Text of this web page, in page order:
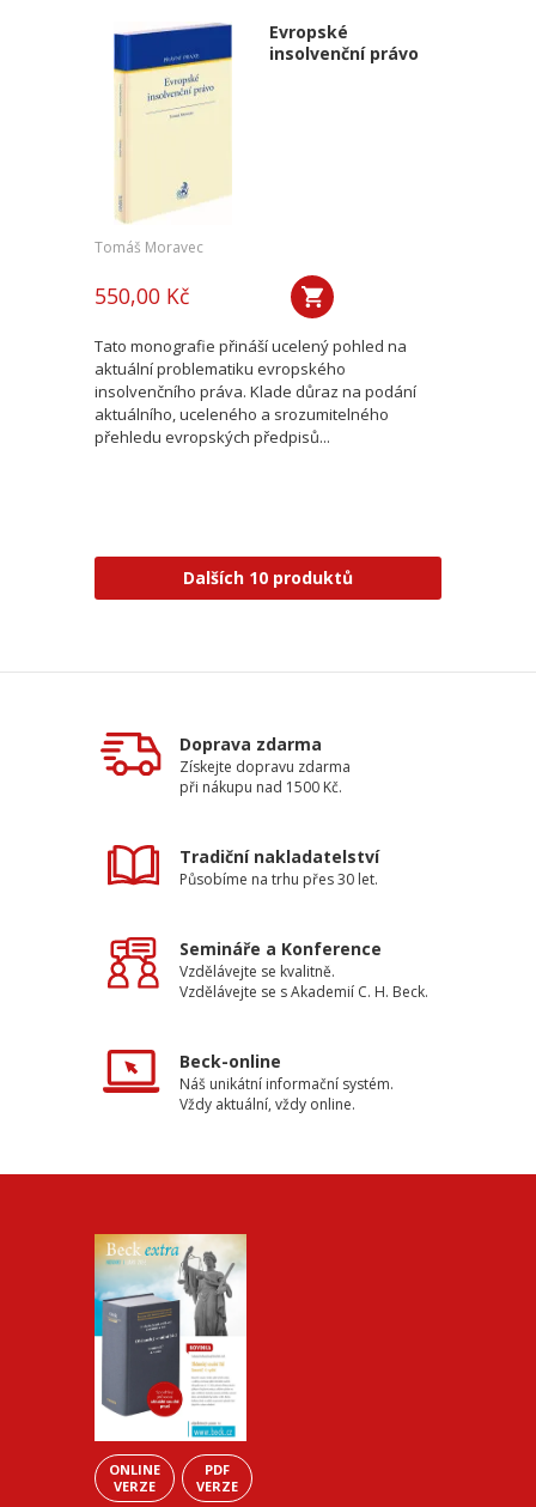
Evropské
insolvenční právo
Tomáš Moravec
550,00 Kč
Tato monografie přináší ucelený pohled na
aktuální problematiku evropského
insolvenčního práva. Klade důraz na podání
aktuálního, uceleného a srozumitelného
přehledu evropských předpisů...
Dalších 10 produktů
Doprava zdarma
Získejte dopravu zdarma
při nákupu nad 1500 Kč.
Tradiční nakladatelství
Působíme na trhu přes 30 let.
Semináře a Konference
Vzdělávejte se kvalitně.
Vzdělávejte se s Akademií C. H. Beck.
Beck-online
Náš unikátní informační systém.
Vždy aktuální, vždy online.
ONLINE
VERZE
PDF
VERZE